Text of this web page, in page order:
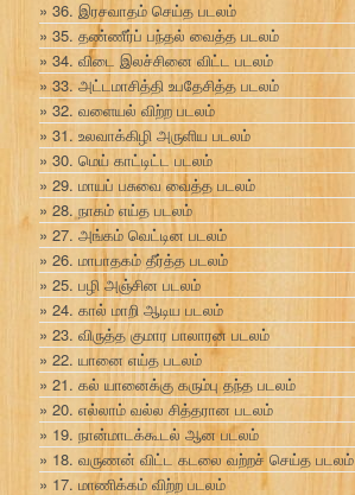
36. இரசவாதம் செய்த படலம்
35. தண்ணீர்ப் பந்தல் வைத்த படலம்
34. விடை இலச்சினை விட்ட படலம்
33. அட்டமாசித்தி உபதேசித்த படலம்
32. வளையல் விற்ற படலம்
31. உலவாக்கிழி அருளிய படலம்
30. மெய் காட்டிட்ட படலம்
29. மாயப் பசுவை வைத்த படலம்
28. நாகம் எய்த படலம்
27. அங்கம் வெட்டின படலம்
26. மாபாதகம் தீர்த்த படலம்
25. பழி அஞ்சின படலம்
24. கால் மாறி ஆடிய படலம்
23. விருத்த குமார பாலாரன படலம்
22. யானை எய்த படலம்
21. கல் யானைக்கு கரும்பு தந்த படலம்
20. எல்லாம் வல்ல சித்தரான படலம்
19. நான்மாடக்கூடல் ஆன படலம்
18. வருணன் விட்ட கடலை வற்றச் செய்த படலம்
17. மாணிக்கம் விற்ற படலம்